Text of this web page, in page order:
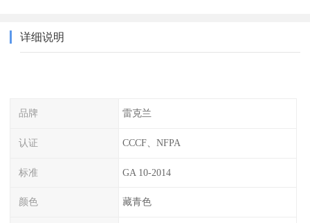
详细说明
品牌 雷克兰
认证 CCCF、NFPA
标准 GA 10-2014
颜色 藏青色